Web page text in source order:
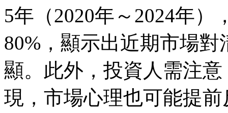
5年（2020年～2024年
80%，顯示出近期市場
顯。此外，投資人需注
現，市場心理也可能提